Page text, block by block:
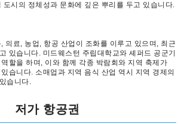
도시의 정체성과 문화에 깊은 뿌리를 두고 있습니다.
의료, 농업, 항공 산업이 조화를 이루고 있으며, 최근
있습니다. 미드웨스턴 주립대학교와 셰퍼드 공군기
할을 하며, 이와 함께 각종 박람회와 지역 축제가
습니다. 소매업과 지역 음식 산업 역시 지역 경제의
습니다.
저가 항공권